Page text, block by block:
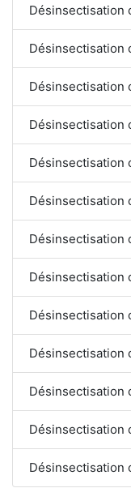
Désinsectisation
Désinsectisation
Désinsectisation
Désinsectisation
Désinsectisation
Désinsectisation
Désinsectisation
Désinsectisation
Désinsectisation
Désinsectisation
Désinsectisation
Désinsectisation
Désinsectisation